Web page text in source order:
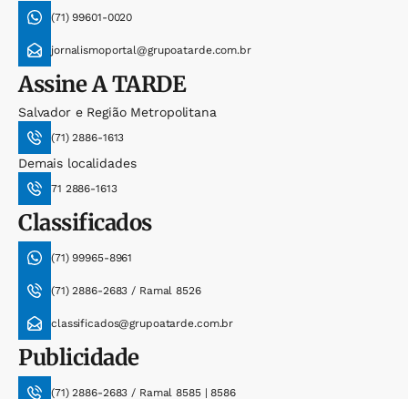
(71) 99601-0020
jornalismoportal@grupoatarde.com.br
AssineA TARDE
Salvador e Região Metropolitana
(71) 2886-1613
Demais localidades
71 2886-1613
Classificados
(71) 99965-8961
(71) 2886-2683 / Ramal 8526
classificados@grupoatarde.com.br
Publicidade
(71) 2886-2683 / Ramal 8585 | 8586